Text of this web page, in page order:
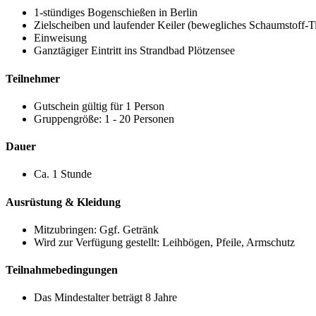
1-stündiges Bogenschießen in Berlin
Zielscheiben und laufender Keiler (bewegliches Schaumstoff-
Einweisung
Ganztägiger Eintritt ins Strandbad Plötzensee
Teilnehmer
Gutschein gültig für 1 Person
Gruppengröße: 1 - 20 Personen
Dauer
Ca. 1 Stunde
Ausrüstung & Kleidung
Mitzubringen: Ggf. Getränk
Wird zur Verfügung gestellt: Leihbögen, Pfeile, Armschutz
Teilnahmebedingungen
Das Mindestalter beträgt 8 Jahre